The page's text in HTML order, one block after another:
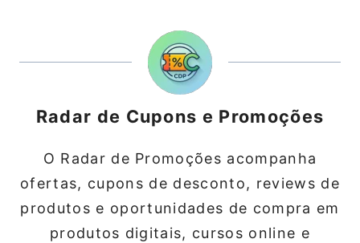
Radar de Cupons e Promoções
O Radar de Promoções acompanha
ofertas, cupons de desconto, reviews de
produtos e oportunidades de compra em
produtos digitais, cursos online e